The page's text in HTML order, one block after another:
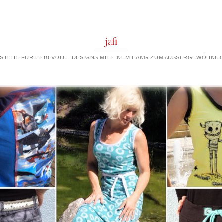
jafi
FÜR LIEBEVOLLE DESIGNS MIT EINEM HANG ZUM